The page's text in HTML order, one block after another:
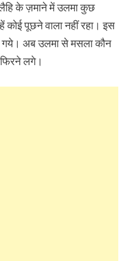
के ज़माने में उलमा कुछ
कोई पूछने वाला नहीं रहा। इस
अब उलमा से मसला कौन
लगे।